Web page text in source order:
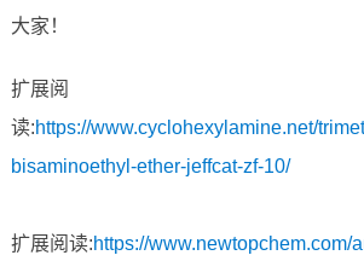
大家！
扩展阅
读:https://www.cyclohexylamine.net/
bisaminoethyl-ether-jeffcat-zf-10/
扩展阅读:https://www.newtopchem.com/